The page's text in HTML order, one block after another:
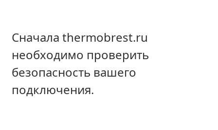
Сначала thermobrest.ru
необходимо проверить
безопасность вашего
подключения.